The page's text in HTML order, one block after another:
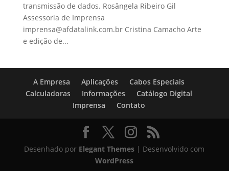
transmissão de dados. Rosângela Ribeiro Gil
Assessoria de Imprensa
imprensa@afdatalink.com.br Cristina Camacho Arte
e edição de...
A Empresa Aplicações
Cabos Especiais
Calculadoras
Informações
Catálogo Digital
Imprensa
Contato
Desenhado por Elegant Themes | Desenvolvido com
WordPress